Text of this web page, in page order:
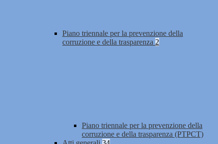
Piano triennale per la prevenzione della
corruzione e della trasparenza 2
Piano triennale per la prevenzione della
corruzione e della trasparenza (PTPCT)